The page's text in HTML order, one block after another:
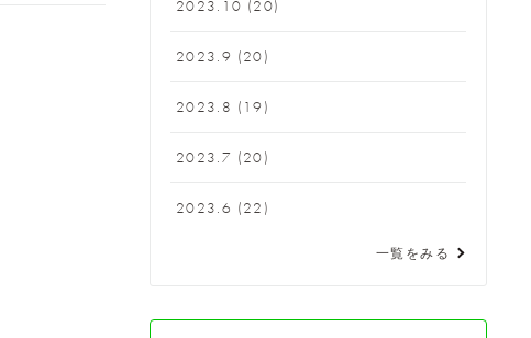
2023.10 (20)
2023.9 (20)
2023.8 (19)
2023.7 (20)
2023.6 (22)
一覧をみる